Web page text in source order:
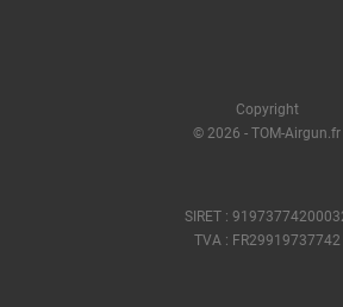
Copyright
© 2026 - TOM-Airgun.fr
SIRET :
TVA : FR29919737742